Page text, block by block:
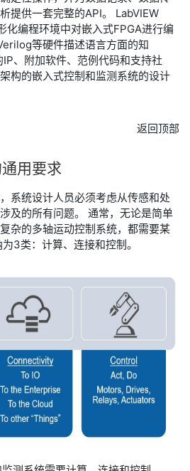
提供一套完整的API。 LabVIEW
化编程环境中对嵌入式FPGA进行编
等硬件描述语言方面的知
、附加软件、范例代码和支持社
构的嵌入式控制和监测系统的设计
返回顶部
通用 要求
系统设计人员必须考虑从传感和处
及的所有问题。 通常，无论是简单
杂的多轴运动控制系统，都需要某
3类：计算、连接和控制。